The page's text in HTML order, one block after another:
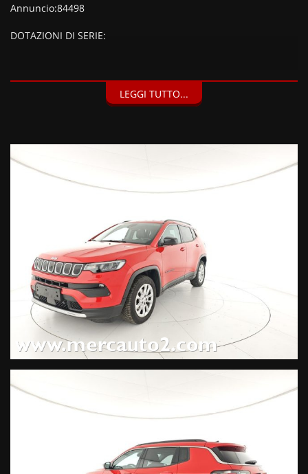
Annuncio:84498
DOTAZIONI DI SERIE:
Blind Spot Monitoring, Camera 360°, Courtesy Lamp esterna,
EUR), Traffic Sign Information, Portellone posteriore "hands-
free", Uconnect Radio 10,1" con navigatore, Uconnect Services,
Advanced Tech Pack (1200 EUR), TBM Box (Uconnect Box) (200
EUR), Advanced Tech Pack (1200 EUR), Highway Assit System
LEGGI TUTTO...